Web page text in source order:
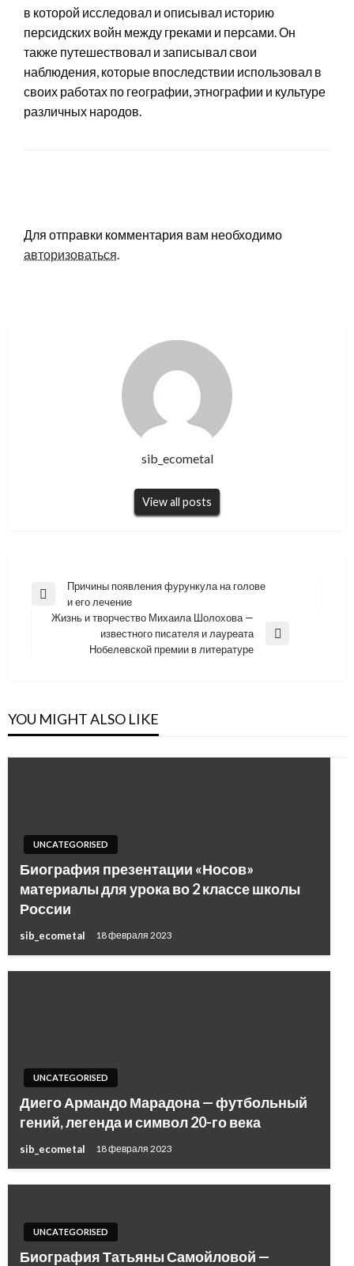
в которой исследовал и описывал историю
персидских войн между греками и персами. Он
также путешествовал и записывал свои
наблюдения, которые впоследствии использовал в
своих работах по географии, этнографии и культуре
различных народов.
Для отправки комментария вам необходимо
авторизоваться.
sib_ecometal
View all posts
Навигация
Previous
Post
Причины появления фурункула на голове
и его лечение
Жизнь и творчество Михаила Шолохова —
известного писателя и лауреата
Нобелевской премии в литературе
YOU MIGHT ALSO LIKE
UNCATEGORISED
Биография презентации «Носов»
материалы для урока во 2 классе школы
России
sib_ecometal 18 февраля 2023
UNCATEGORISED
Диего Армандо Марадона — футбольный
гений, легенда и символ 20-го века
sib_ecometal 18 февраля 2023
UNCATEGORISED
Биография Татьяны Самойловой —